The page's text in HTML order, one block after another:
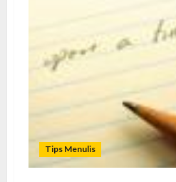
Tips Menulis